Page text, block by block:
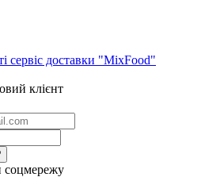
сервіс доставки "MixFood"
клієнт
соцмережу